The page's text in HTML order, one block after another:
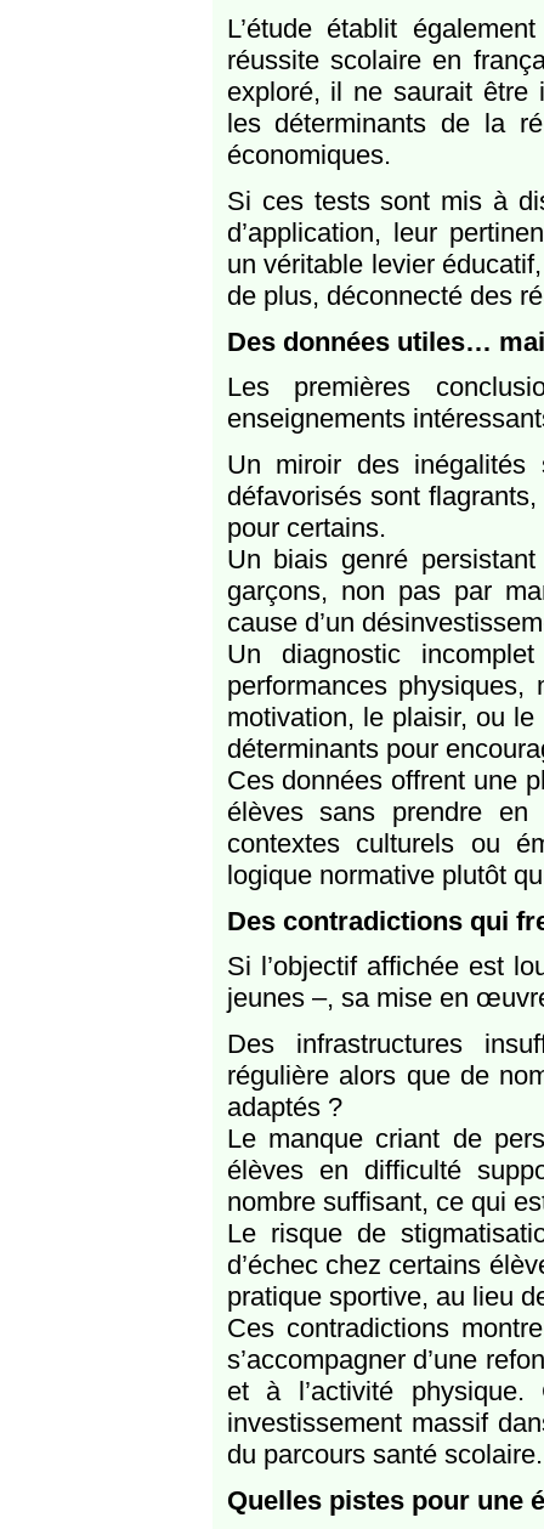
L’étude établit
réussite scolaire en
exploré, il ne saurait être
les déterminants de la
économiques.
Si ces tests sont mis à
d’application, leur
un véritable levier
de plus, déconnecté des
Des données utiles…
Les premières
enseignements
Un miroir des
défavorisés sont
pour certains.
Un biais genré
garçons, non pas par
cause d’un
Un diagnostic
performances
motivation, le plaisir, ou
déterminants pour
Ces données offrent une
élèves sans prendre en
contextes culturels ou
logique normative plutôt
Des contradictions qui
Si l’objectif affichée est
jeunes –, sa mise en
Des infrastructures
régulière alors que de
adaptés ?
Le manque criant de
élèves en difficulté
nombre suffisant, ce qui
Le risque de
d’échec chez certains
pratique sportive, au lieu
Ces contradictions
s’accompagner d’une
et à l’activité
investissement massif
du parcours santé scolaire.
Quelles pistes pour une